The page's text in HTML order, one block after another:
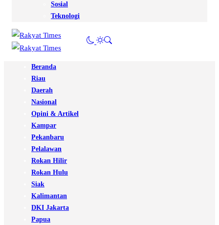
Sosial
Teknologi
Beranda
Riau
Daerah
Nasional
Opini & Artikel
Kampar
Pekanbaru
Pelalawan
Rokan Hilir
Rokan Hulu
Siak
Kalimantan
DKI Jakarta
Papua